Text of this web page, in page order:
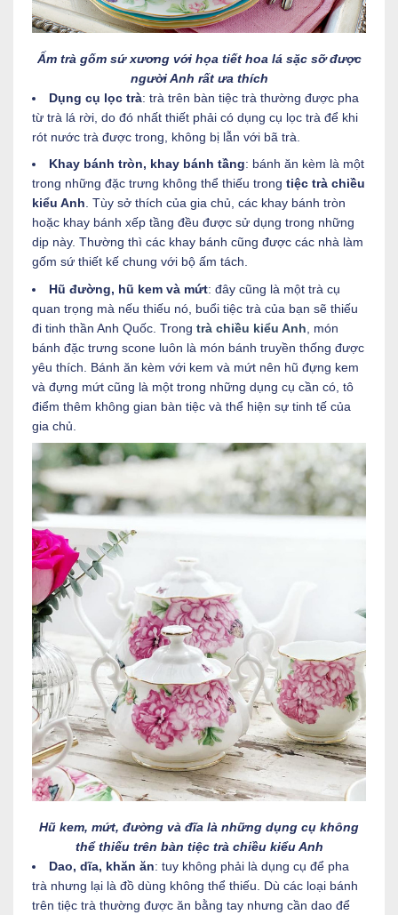
Ấm trà gốm sứ xương với họa tiết hoa lá sặc sỡ được
người Anh rất ưa thích
Dụng cụ lọc trà: trà trên bàn tiệc trà thường được pha
từ trà lá rời, do đó nhất thiết phải có dụng cụ lọc trà để khi
rót nước trà được trong, không bị lẫn với bã trà.
Khay bánh tròn, khay bánh tầng: bánh ăn kèm là một
trong những đặc trưng không thể thiếu trong tiệc trà chiều
kiểu Anh . Tùy sở thích của gia chủ, các khay bánh tròn
hoặc khay bánh xếp tầng đều được sử dụng trong những
dịp này. Thường thì các khay bánh cũng được các nhà làm
gốm sứ thiết kế chung với bộ ấm tách.
Hũ đường, hũ kem và mứt: đây cũng là một trà cụ
quan trọng mà nếu thiếu nó, buổi tiệc trà của bạn sẽ thiếu
đi tinh thần Anh Quốc. Trong trà chiều kiểu Anh , món
bánh đặc trưng scone luôn là món bánh truyền thống được
yêu thích. Bánh ăn kèm với kem và mứt nên hũ đựng kem
và đựng mứt cũng là một trong những dụng cụ cần có, tô
điểm thêm không gian bàn tiệc và thể hiện sự tinh tế của
gia chủ.
Hũ kem, mứt, đường và đĩa là những dụng cụ không
thể thiếu trên bàn tiệc trà chiều kiểu Anh
Dao, dĩa, khăn ăn: tuy không phải là dụng cụ để pha
trà nhưng lại là đồ dùng không thể thiếu. Dù các loại bánh
trên tiệc trà thường được ăn bằng tay nhưng cần dao để